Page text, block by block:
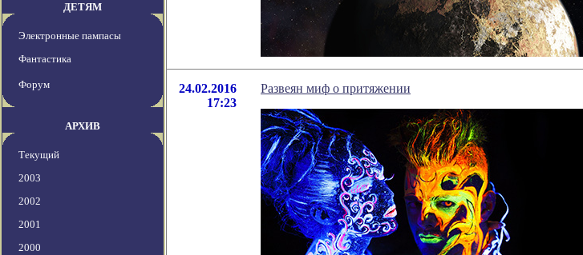
ДЕТЯМ
Электронные пампасы
Фантастика
Форум
АРХИВ
Текущий
2003
2002
2001
2000
24.02.2016
17:23
Развеян миф о притяжении